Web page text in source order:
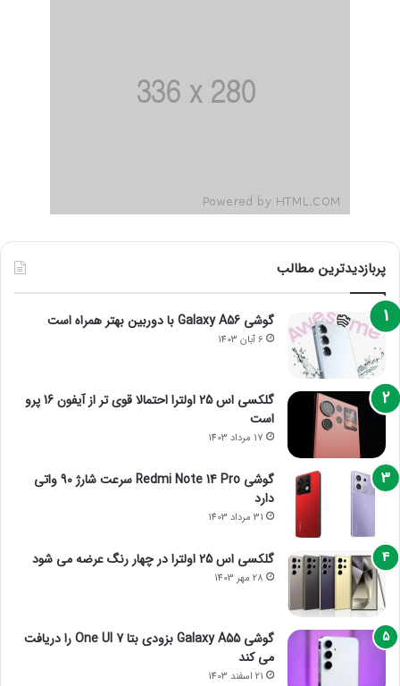
پربازدیدترین مطالب
گوشی Galaxy A56 با دوربین بهتر همراه است
6 آبان 1403
گلکسی اس 25 اولترا احتمالا قوی تر از آیفون 16 پرو
است
17 مرداد 1403
گوشی Redmi Note 14 Pro سرعت شارژ 90 واتی
دارد
31 مرداد 1403
گلکسی اس 25 اولترا در چهار رنگ عرضه می شود
28 مهر 1403
گوشی Galaxy A55 بزودی بتا One UI 7 را دریافت
می کند
21 اسفند 1403